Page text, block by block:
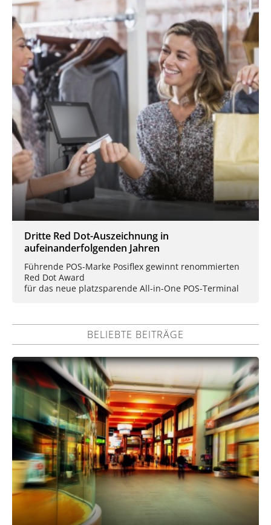
Dritte Red Dot-Auszeichnung in
aufeinanderfolgenden Jahren
Führende POS-Marke Posiflex gewinnt renommierten
Red Dot Award
für das neue platzsparende All-in-One POS-Terminal
BELIEBTE BEITRÄGE